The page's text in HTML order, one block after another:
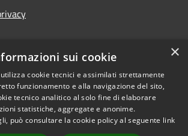
di accessibilità
Copyright © 2026 • Comune di
Monte di Procida • Powered by
×
sui cookie
cookie tecnici e assimilati strettamente
funzionamento e alla navigazione del sito,
tecnico analitico al solo fine di elaborare
statistiche, aggregate e anonime.
può consultare la cookie policy al seguente link